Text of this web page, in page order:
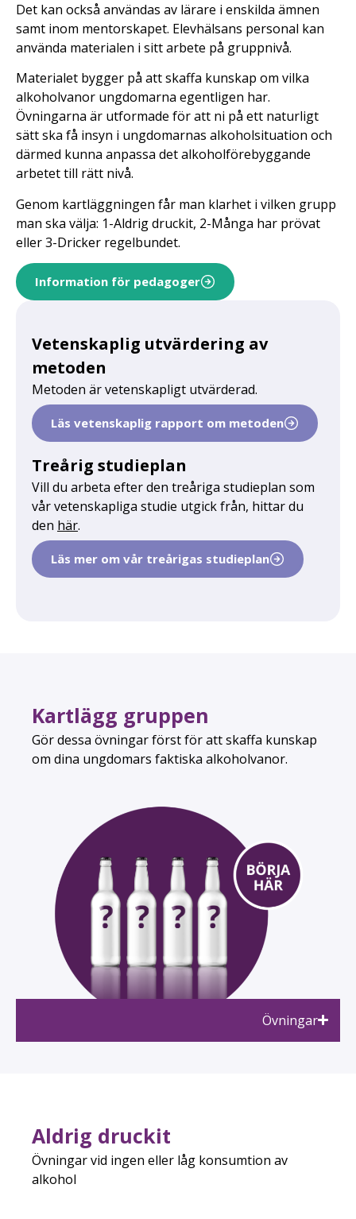
Det kan också användas av lärare i enskilda ämnen
samt inom mentorskapet. Elevhälsans personal kan
använda materialen i sitt arbete på gruppnivå.
Materialet bygger på att skaffa kunskap om vilka
alkoholvanor ungdomarna egentligen har.
Övningarna är utformade för att ni på ett naturligt
sätt ska få insyn i ungdomarnas alkoholsituation och
därmed kunna anpassa det alkoholförebyggande
arbetet till rätt nivå.
Genom kartläggningen får man klarhet i vilken grupp
man ska välja: 1-Aldrig druckit, 2-Många har prövat
eller 3-Dricker regelbundet.
Information för pedagoger
Vetenskaplig utvärdering av
metoden
Metoden är vetenskapligt utvärderad.
Läs vetenskaplig rapport om metoden
Treårig studieplan
Vill du arbeta efter den treåriga studieplan som
vår vetenskapliga studie utgick från, hittar du
den här.
Läs mer om vår treårigas studieplan
Kartlägg gruppen
Gör dessa övningar först för att skaffa kunskap
om dina ungdomars faktiska alkoholvanor.
Övningar
Aldrig druckit
Övningar vid ingen eller låg konsumtion av
alkohol